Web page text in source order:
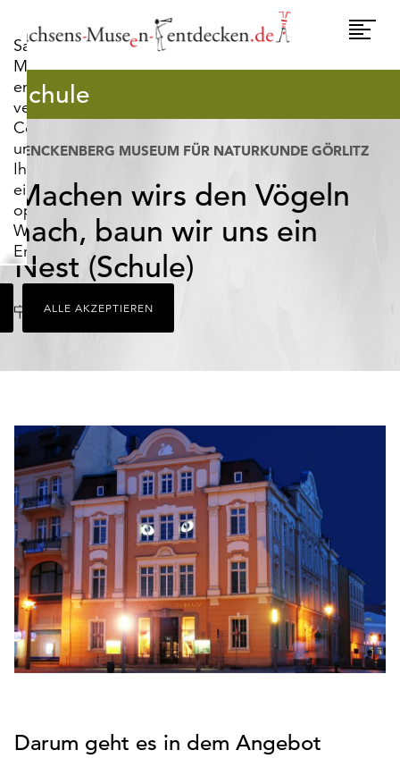
Sachsens-
Museen-
entdecken.de
verwendet
Cookies,
um
Ihnen
ein
optimales
Webseiten-
Erlebnis
zu
bieten.
Dazu
zählen
die
Betrieb
der
Seite
notwendig
sind
(funktionale
Cookies),
sowie
solche,
die
lediglich
zu
werden.
ALLE AKZEPTIEREN
Schule
SENCKENBERG MUSEUM FÜR NATURKUNDE GÖRLITZ
Machen wirs den Vögeln
nach, baun wir uns ein
Nest (Schule)
Ort Görlitz
Darum geht es in dem Angebot